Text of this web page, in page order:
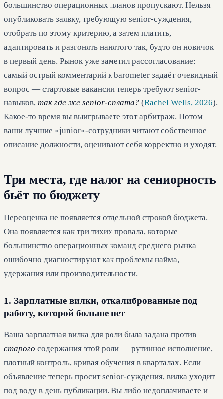
большинство операционных планов пропускают. Нельзя
опубликовать заявку, требующую senior-суждения,
отобрать по этому критерию, а затем платить,
адаптировать и разгонять нанятого так, будто он новичок
в первый день. Рынок уже заметил рассогласование:
самый острый комментарий к barometer задаёт очевидный
вопрос — стартовые вакансии теперь требуют senior-
навыков, так где же senior-оплата? (Rachel Wells, 2026).
Какое-то время вы выигрываете этот арбитраж. Потом
ваши лучшие «junior»-сотрудники читают собственное
описание должности, оценивают себя корректно и уходят.
Три места, где налог на сениорность
бьёт по бюджету
Переоценка не появляется отдельной строкой бюджета.
Она появляется как три тихих провала, которые
большинство операционных команд среднего рынка
ошибочно диагностируют как проблемы найма,
удержания или производительности.
1. Зарплатные вилки, откалиброванные под
работу, которой больше нет
Ваша зарплатная вилка для роли была задана против
старого содержания этой роли — рутинное исполнение,
плотный контроль, кривая обучения в кварталах. Если
объявление теперь просит senior-суждения, вилка уходит
под воду в день публикации. Вы либо недоплачиваете и